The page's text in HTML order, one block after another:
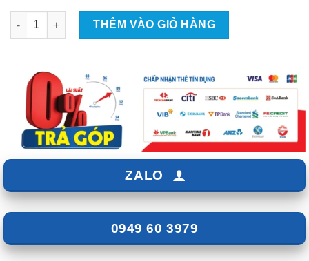
ĐÈN BI GẦM A11 PRO CHO XE FORD RANGER số lượng
THÊM VÀO GIỎ HÀNG
ZALO
0949 60 3979